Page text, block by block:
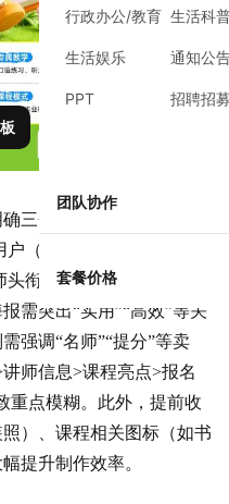
行政办公/教育
生活娱乐
PPT
生活科
通知公
招聘招
团队协作
套餐价格
三个核心问题：海报用途
（学生/职场人/兴趣爱好
衔/时间地点）。例如，
需突出“实用”“高效”等关
强调“名师”“提分”等卖
师信息>课程亮点>报名
重点模糊。此外，提前收
）、课程相关图标（如书
提升制作效率。